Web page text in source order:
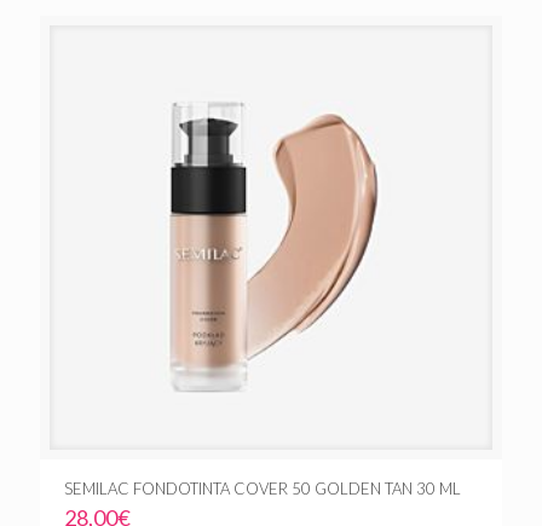
SEMILAC FONDOTINTA COVER 50 GOLDEN TAN 30 ML
28,00€